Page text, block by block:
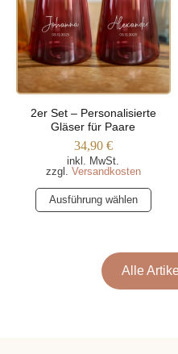
Die
Optionen
können
auf
der
Produktseite
gewählt
werden
2er Set – Personalisierte
Gläser für Paare
34,90 €
inkl. MwSt.
zzgl. Versandkosten
Ausführung wählen
Dieses
Produkt
Alle